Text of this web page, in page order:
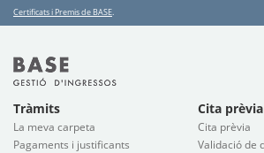
Certificats i Premis de BASE
Tràmits
La meva carpeta
Pagaments i justificants
Cita
Cita prèvia
Validació de